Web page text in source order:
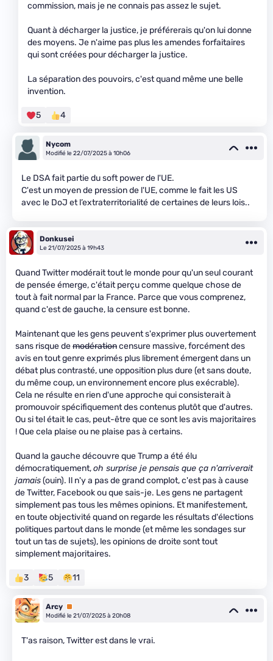
commission, mais je ne connais pas assez le sujet.
Quant à décharger la justice, je préférerais qu'on lui donne
des moyens. Je n'aime pas plus les amendes forfaitaires
qui sont créées pour décharger la justice.
La séparation des pouvoirs, c'est quand même une belle
invention.
5 4
Nycom
Modifié le 22/07/2025 à 10h06
Le DSA fait partie du soft power de l'UE.
C'est un moyen de pression de l'UE, comme le fait les US
avec le DoJ et l’extraterritorialité de certaines de leurs lois..
Donkusei
Le 21/07/2025 à 19h43
Quand Twitter modérait tout le monde pour qu'un seul courant
de pensée émerge, c'était perçu comme quelque chose de
tout à fait normal par la France. Parce que vous comprenez,
quand c'est de gauche, la censure est bonne.
Maintenant que les gens peuvent s'exprimer plus ouvertement
sans risque demodérationcensure massive, forcément des
avis en tout genre exprimés plus librement émergent dans un
débat plus contrasté, une opposition plus dure (et sans doute,
du même coup, un environnement encore plus exécrable).
Cela ne résulte en rien d'une approche qui consisterait à
promouvoir spécifiquement des contenus plutôt que d'autres.
Ou si tel était le cas, peut-être que ce sont les avis majoritaires
! Que cela plaise ou ne plaise pas à certains.
Quand la gauche découvre que Trump a été élu
démocratiquement,oh surprise je pensais que ça n'arriverait
jamais(ouin). Il n'y a pas de grand complot, c'est pas à cause
de Twitter, Facebook ou que sais-je. Les gens ne partagent
simplement pas tous les mêmes opinions. Et manifestement,
en toute objectivité quand on regarde les résultats d'élections
politiques partout dans le monde (et même les sondages sur
tout un tas de sujets), les opinions de droite sont tout
simplement majoritaires.
3 5 11
Arcy Premium
Modifié le 21/07/2025 à 20h08
T'as raison, Twitter est dans le vrai.